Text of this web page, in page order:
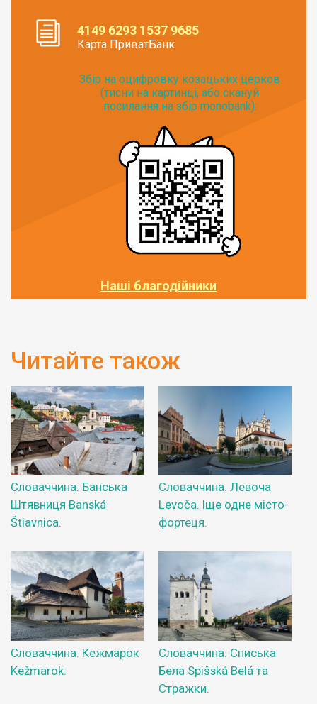
4149 6293 1537 9685
Карта ПриватБанк
Збір на оцифровку козацьких церков
(тисни на картинці, або скануй
посилання на збір monobank):
Наші благодійники
Читайте також
Словаччина. Банська
Штявниця Banská
Štiavnica.
Словаччина. Левоча
Levoča. Іще одне місто-
фортеця.
Словаччина. Кежмарок
Kežmarok.
Словаччина. Списька
Бела Spišská Belá та
Стражки.